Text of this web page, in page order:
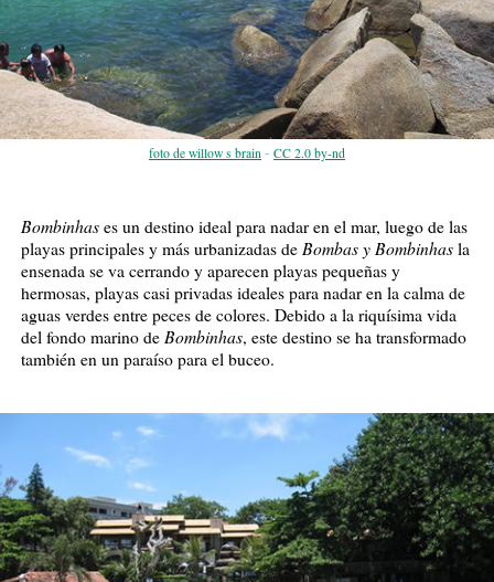
foto de willow s brain - CC 2.0 by-nd
Bombinhas es un destino ideal para nadar en el mar, luego de las
playas principales y más urbanizadas de Bombas y Bombinhasla
ensenada se va cerrando y aparecen playas pequeñas y
hermosas, playas casi privadas ideales para nadar en la calma de
aguas verdes entre peces de colores. Debido a la riquísima vida
del fondo marino de Bombinhas, este destino se ha transformado
también en un paraíso para el buceo.